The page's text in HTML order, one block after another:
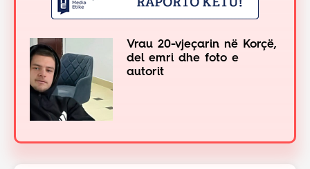
Vrau 20-vjeçarin në Korçë,
del emri dhe foto e
autorit